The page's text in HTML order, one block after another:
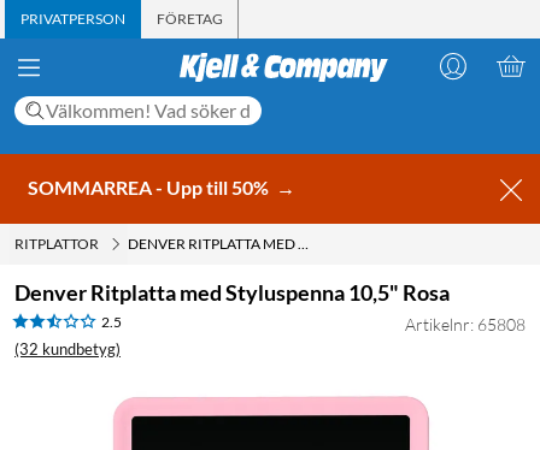
PRIVATPERSON FÖRETAG
SOMMARREA - Upp till 50% →
RITPLATTOR DENVER RITPLATTA MED STYLUSPENNA 10,5" ROSA
Denver Ritplatta med Styluspenna 10,5" Rosa
2.5
(32 kundbetyg)
Artikelnr: 65808